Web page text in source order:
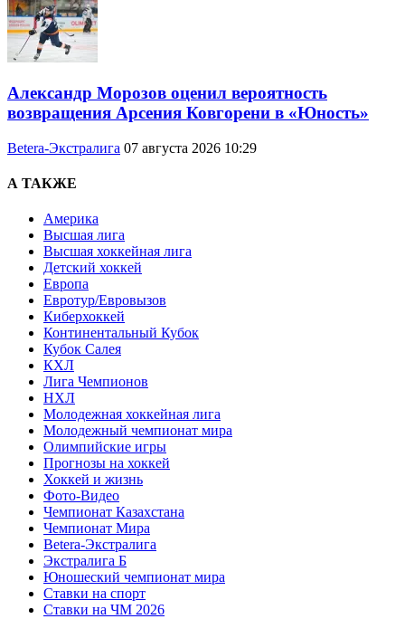
Александр Морозов оценил вероятность
возвращения Арсения Ковгорени в «Юность»
Betera-Экстралига 07 августа 2026 10:29
А ТАКЖЕ
Америка
Высшая лига
Высшая хоккейная лига
Детский хоккей
Европа
Евротур/Евровызов
Киберхоккей
Континентальный Кубок
Кубок Салея
КХЛ
Лига Чемпионов
НХЛ
Молодежная хоккейная лига
Молодежный чемпионат мира
Олимпийские игры
Прогнозы на хоккей
Хоккей и жизнь
Фото-Видео
Чемпионат Казахстана
Чемпионат Мира
Betera-Экстралига
Экстралига Б
Юношеский чемпионат мира
Ставки на спорт
Ставки на ЧМ 2026